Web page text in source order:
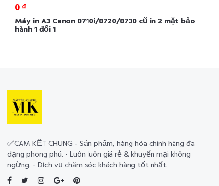
0 ₫
Máy in A3 Canon 8710i/8720/8730 cũ in 2 mặt bảo
hành 1 đổi 1
✅CAM KẾT CHUNG - Sản phẩm, hàng hóa chính hãng đa
dạng phong phú. - Luôn luôn giá rẻ & khuyến mại không
ngừng. - Dịch vụ chăm sóc khách hàng tốt nhất.